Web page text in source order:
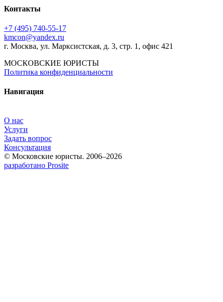
Контакты
+7 (495) 740‑55‑17
kmcon@yandex.ru
г. Москва, ул. Марксистская, д. 3, стр. 1, офис 421
МОСКОВСКИЕ ЮРИСТЫ
Политика конфиденциальности
Навигация
О нас
Услуги
Задать вопрос
Консультация
© Московские юристы. 2006–2026
разработано Prosite